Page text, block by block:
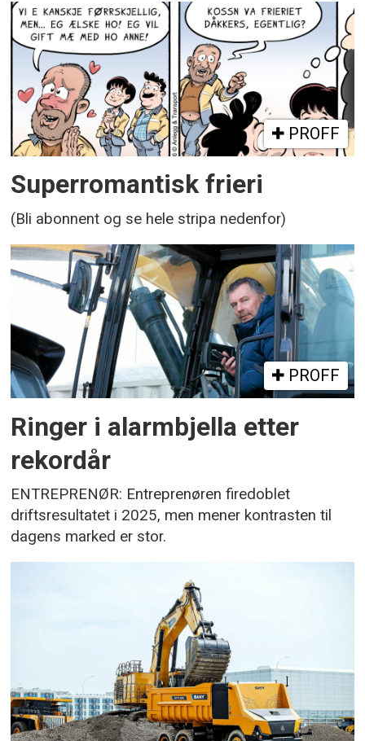
PROFF
Superromantisk frieri
(Bli abonnent og se hele stripa nedenfor)
PROFF
Ringer i alarmbjella etter
rekordår
ENTREPRENØR: Entreprenøren firedoblet
driftsresultatet i 2025, men mener kontrasten til
dagens marked er stor.